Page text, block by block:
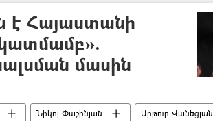
է Հայաստանի
մասին
Նիկոլ Փաշինյան
Արթուր Վանեցյան